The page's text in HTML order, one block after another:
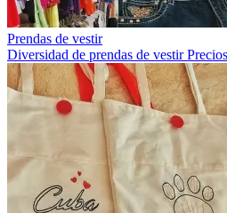
Prendas de vestir
Diversidad de prendas de vestir